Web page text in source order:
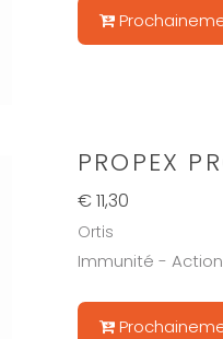
PROPEX
€ 11,30
Ortis
Immunité -